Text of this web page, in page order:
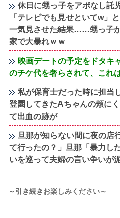
休日に甥っ子をアポなし託
「テレビでも見せといてw」
一気見させた結果……甥っ子
家で大暴れｗｗ
映画デートの予定をドタキ
のチケ代を奢らされて、これ
私が保育士だった時に担当
登園してきたAちゃんの頬に
て出血の跡が
旦那が知らない間に夜の店
て行ったの？」旦那「暴力し
いを巡って夫婦の言い争いが
～引き続きお楽しみください～